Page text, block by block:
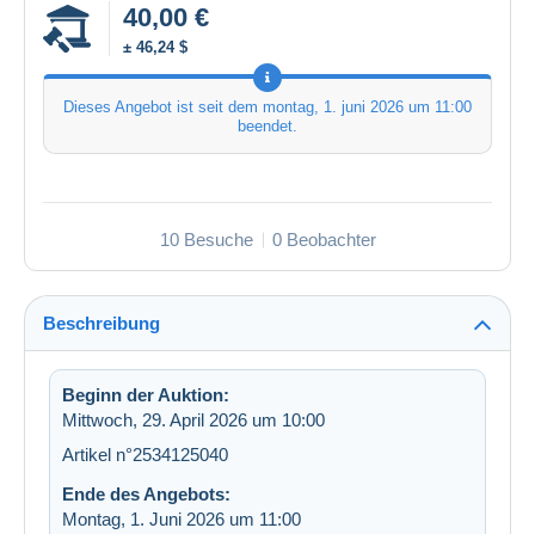
40,00 €
± 46,24 $
Dieses Angebot ist seit dem montag, 1. juni 2026 um 11:00
beendet.
10 Besuche 0 Beobachter
Beschreibung
Beginn der Auktion:
Mittwoch, 29. April 2026 um 10:00
Artikel n°2534125040
Ende des Angebots:
Montag, 1. Juni 2026 um 11:00